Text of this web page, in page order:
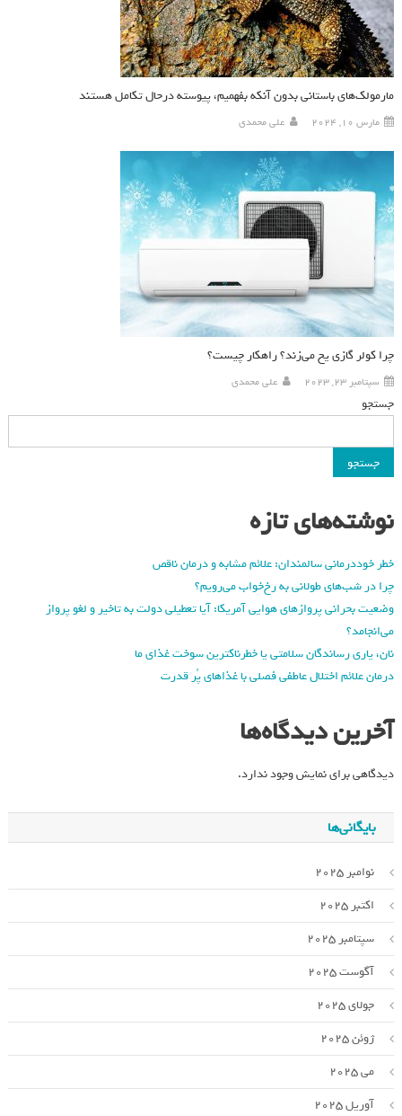
مارمولک‌های باستانی بدون آنکه بفهمیم، پیوسته درحال تکامل هستند
مارس 10, 2024 علی محمدی
چرا کولر گازی یخ می‌زند؟ راهکار چیست؟
سپتامبر 23, 2023 علی محمدی
جستجو
جستجو
نوشته‌های تازه
خطر خوددرمانی سالمندان: علائم مشابه و درمان ناقص
چرا در شب‌های طولانی به رخ‌خواب می‌رویم؟
وضعیت بحرانی پروازهای هوایی آمریکا: آیا تعطیلی دولت به تاخیر و لغو پرواز
می‌انجامد؟
نان، یاری رساندگان سلامتی یا خطرناکترین سوخت غذای ما
درمان علائم اختلال عاطفی فصلی با غذاهای پُر قدرت
آخرین دیدگاه‌ها
دیدگاهی برای نمایش وجود ندارد.
بایگانی‌ها
نوامبر 2025
اکتبر 2025
سپتامبر 2025
آگوست 2025
جولای 2025
ژوئن 2025
می 2025
آوریل 2025